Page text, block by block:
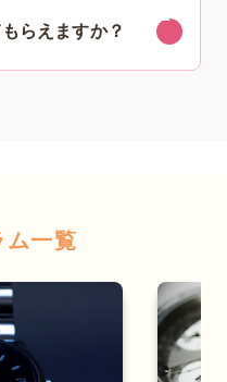
らえますか？
ム一覧